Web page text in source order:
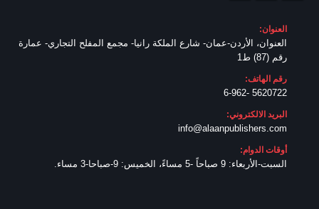
العنوان:
العنوان، الأردن-عمان- شارع الملكة رانيا- مجمع المفلح التجاري- عمارة
رقم (87) ط1
رقم الهاتف:
5620722 -6-962
البريد الالكتروني:
info@alaanpublishers.com
أوقات الدوام:
السبت-الأربعاء: 9 صباحاً -5 مساءً، الخميس: 9-صباحا-3 مساء.